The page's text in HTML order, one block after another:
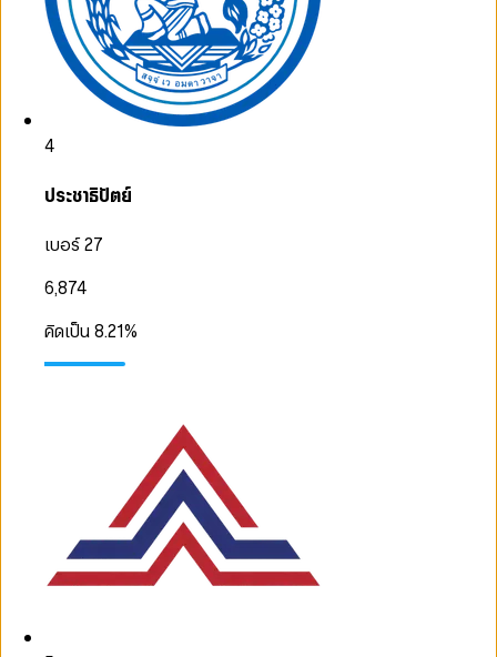
4
ประชาธิปัตย์
เบอร์ 27
6,874
คิดเป็น8.21%